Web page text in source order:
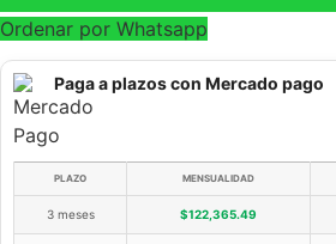
Ordenar por Whatsapp
Paga a plazos con Mercado pago
PLAZO MENSUALIDAD
3 meses $122,365.49